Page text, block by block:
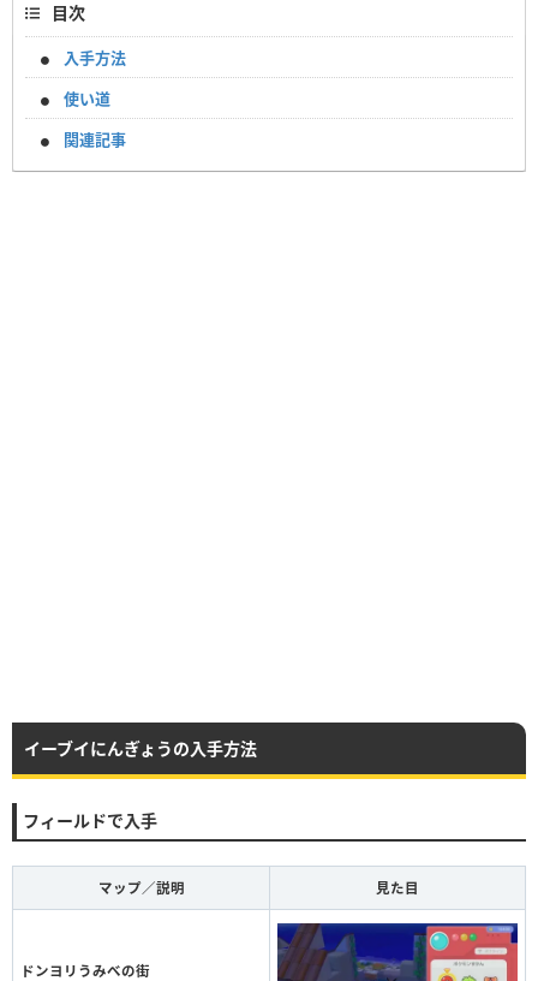
目次
入手方法
使い道
関連記事
イーブイにんぎょうの入手方法
フィールドで入手
マップ／説明 見た目
ドンヨリうみべの街